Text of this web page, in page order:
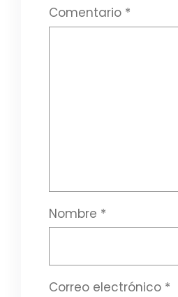
Comentario *
Nombre *
Correo electrónico *